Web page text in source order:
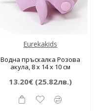
Eurekakids
Водна пръскалка Розова
акула, 8 х 14 х 10 см
13.20€(25.82лв.)